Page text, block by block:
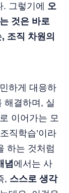
. 그렇기에 오
것은 바로
조직 차원의
하게 대응하
해결하며, 실
이어가는 모
직학습’이라
하는 것처럼
념 에서는 사
, 스스로 생각